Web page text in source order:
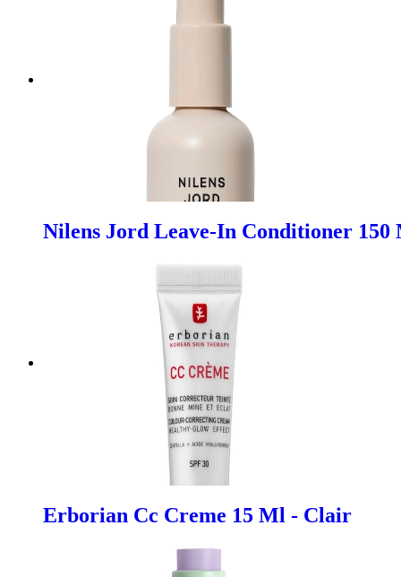
Nilens Jord Leave-In Conditioner 150
Erborian Cc Creme 15 Ml - Clair